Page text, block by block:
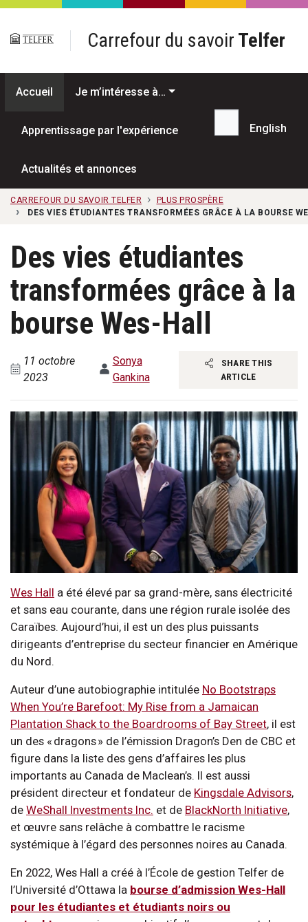
Passer au contenu principal
Carrefour du savoir Telfer
Accueil Je m’intéresse à…
Apprentissage par l'expérience
Actualités et annonces
Recherche...
English
CARREFOUR DU SAVOIR TELFER
PLUS PROSPÈRE
DES VIES ÉTUDIANTES TRANSFORMÉES GRÂCE À LA BOURSE
Des vies étudiantes
transformées grâce à la
bourse Wes-Hall
11 octobre
2023
Sonya
Gankina
SHARE THIS
ARTICLE
Wes Hall a été élevé par sa grand-mère, sans électricité
et sans eau courante, dans une région rurale isolée des
Caraïbes. Aujourd’hui, il est un des plus puissants
dirigeants d’entreprise du secteur financier en Amérique
du Nord.
Auteur d’une autobiographie intitulée No Bootstraps
When You’re Barefoot: My Rise from a Jamaican
Plantation Shack to the Boardrooms of Bay Street, il est
un des « dragons » de l’émission Dragon’s Den de CBC et
figure dans la liste des gens d’affaires les plus
importants au Canada de Maclean’s. Il est aussi
président directeur et fondateur de Kingsdale Advisors,
de WeShall Investments Inc. et de BlackNorth Initiative,
et œuvre sans relâche à combattre le racisme
systémique à l’égard des personnes noires au Canada.
En 2022, Wes Hall a créé à l’École de gestion Telfer de
l’Université d’Ottawa la bourse d’admission Wes-Hall
pour les étudiantes et étudiants noirs ou